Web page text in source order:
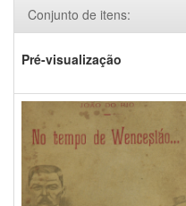
Conjunto de itens:
Pré-visualização